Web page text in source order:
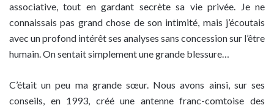
associative, tout en gardant secrète sa vie privée. Je ne
connaissais pas grand chose de son intimité, mais j’écoutais
avec un profond intérêt ses analyses sans concession sur l’être
humain. On sentait simplement une grande blessure…
C’était un peu ma grande sœur. Nous avons ainsi, sur ses
conseils, en 1993, créé une antenne franc-comtoise des